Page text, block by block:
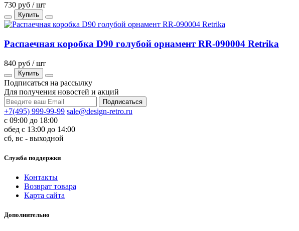
730 руб / шт
Купить
Распаечная коробка D90 голубой орнамент RR-090004 Retrika
840 руб / шт
Купить
Подписаться на рассылку
Для получения новостей и акций
+7(495) 999-99-99 sale@design-retro.ru
с 09:00 до 18:00
обед с 13:00 до 14:00
сб, вс - выходной
Служба поддержки
Контакты
Возврат товара
Карта сайта
Дополнительно